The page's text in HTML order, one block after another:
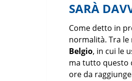
SARÀ
Come detto in
normalità. Tra le
Belgio, in cui le
ma tutto questo
ore da